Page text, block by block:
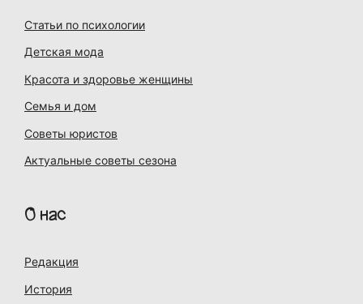
Статьи по психологии
Детская мода
Красота и здоровье женщины
Семья и дом
Советы юристов
Актуальные советы сезона
О нас
Редакция
История